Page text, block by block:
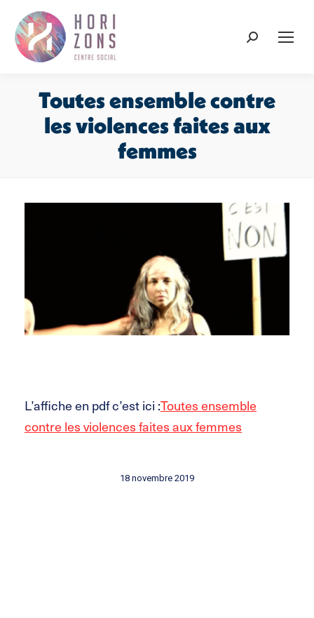
Recherche
Toutes ensemble contre
les violences faites aux
femmes
L’affiche en pdf c’est ici :Toutes ensemble
contre les violences faites aux femmes
18 novembre 2019